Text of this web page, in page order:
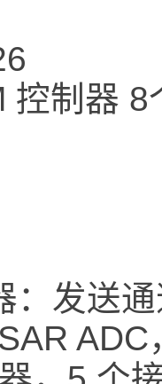
控制器 8
：发送
ADC